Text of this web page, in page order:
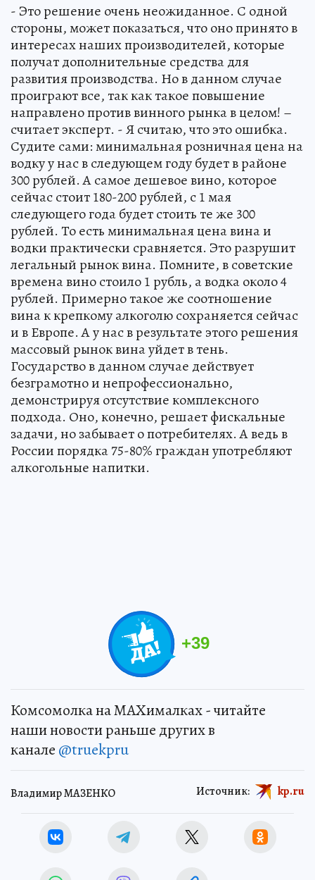
- Это решение очень неожиданное. С одной
стороны, может показаться, что оно принято в
интересах наших производителей, которые
получат дополнительные средства для
развития производства. Но в данном случае
проиграют все, так как такое повышение
направлено против винного рынка в целом! –
считает эксперт. - Я считаю, что это ошибка.
Судите сами: минимальная розничная цена на
водку у нас в следующем году будет в районе
300 рублей. А самое дешевое вино, которое
сейчас стоит 180-200 рублей, с 1 мая
следующего года будет стоить те же 300
рублей. То есть минимальная цена вина и
водки практически сравняется. Это разрушит
легальный рынок вина. Помните, в советские
времена вино стоило 1 рубль, а водка около 4
рублей. Примерно такое же соотношение
вина к крепкому алкоголю сохраняется сейчас
и в Европе. А у нас в результате этого решения
массовый рынок вина уйдет в тень.
Государство в данном случае действует
безграмотно и непрофессионально,
демонстрируя отсутствие комплексного
подхода. Оно, конечно, решает фискальные
задачи, но забывает о потребителях. А ведь в
России порядка 75-80% граждан употребляют
алкогольные напитки.
+39
Комсомолка на MAXималках - читайте
наши новости раньше других в
канале @truekpru
Владимир МАЗЕНКО Источник: kp.ru